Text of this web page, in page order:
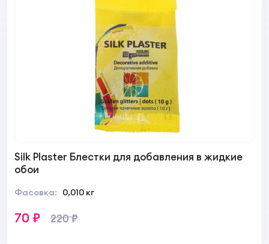
Silk Plaster Блестки для добавления в жидкие
обои
Фасовка: 0,010 кг
70 ₽ 220 ₽